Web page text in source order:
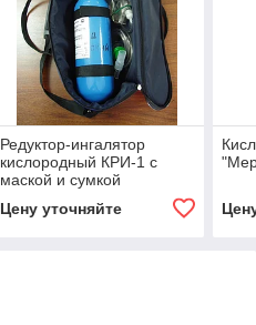
Редуктор-ингалятор
кислородный КРИ-1 с
маской и сумкой
Цену уточняйте